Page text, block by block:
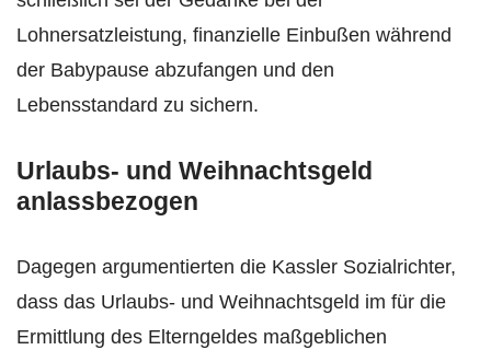
Lohnersatzleistung, finanzielle Einbußen während
der Babypause abzufangen und den
Lebensstandard zu sichern.
Urlaubs- und Weihnachtsgeld
anlassbezogen
Dagegen argumentierten die Kassler Sozialrichter,
dass das Urlaubs- und Weihnachtsgeld im für die
Ermittlung des Elterngeldes maßgeblichen